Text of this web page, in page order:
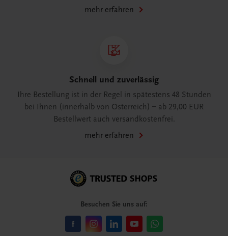
mehr erfahren
Schnell und zuverlässig
Ihre Bestellung ist in der Regel in spätestens 48 Stunden
bei Ihnen (innerhalb von Österreich) – ab 29,00 EUR
Bestellwert auch versandkostenfrei.
mehr erfahren
Besuchen Sie uns auf: